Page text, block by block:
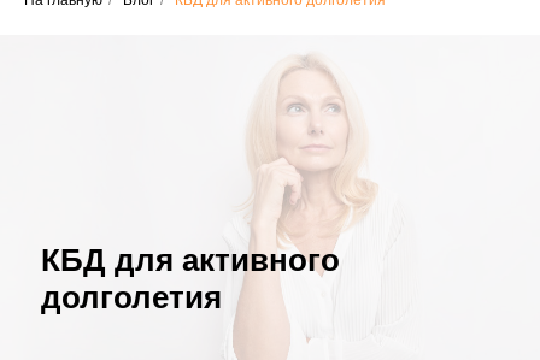
КБД для активного
долголетия